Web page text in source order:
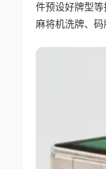
件预设好牌型
麻将机洗牌、码